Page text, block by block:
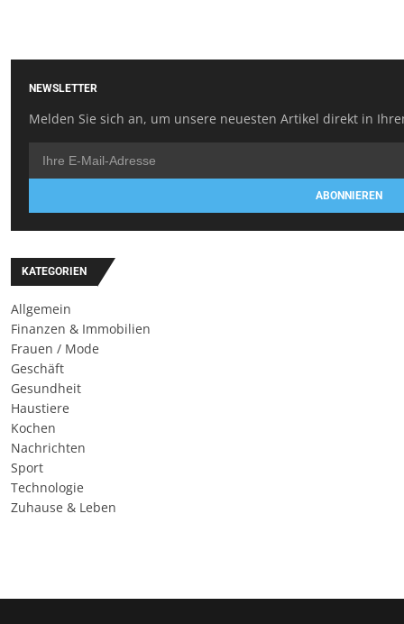
NEWSLETTER
Melden Sie sich an, um unsere neuesten Artikel direkt in
ABONNIEREN
KATEGORIEN
Allgemein
Finanzen & Immobilien
Frauen / Mode
Geschäft
Gesundheit
Haustiere
Kochen
Nachrichten
Sport
Technologie
Zuhause & Leben